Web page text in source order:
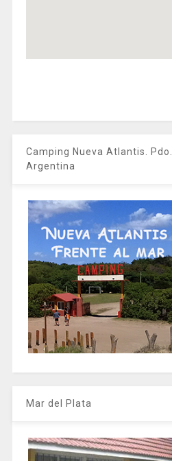
Camping Nueva Atlantis.
Argentina
Mar del Plata